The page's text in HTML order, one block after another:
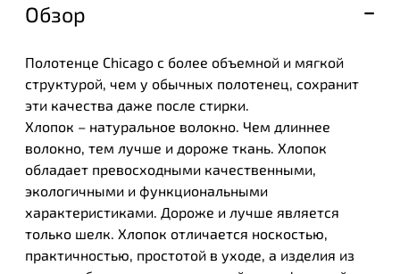
Обзор
Полотенце Chicago с более объемной и мягкой
структурой, чем у обычных полотенец, сохранит
эти качества даже после стирки.
Хлопок – натуральное волокно. Чем длиннее
волокно, тем лучше и дороже ткань. Хлопок
обладает превосходными качественными,
экологичными и функциональными
характеристиками. Дороже и лучше является
только шелк. Хлопок отличается носкостью,
практичностью, простотой в уходе, а изделия из